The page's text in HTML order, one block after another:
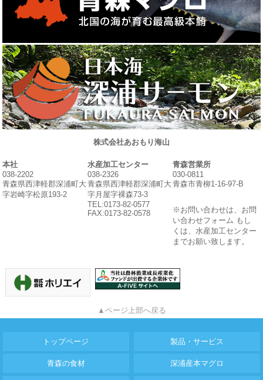
株式会社あおもり海山
本社
038-2202
青森県西津軽郡深浦町大
字岩崎字松原193-2
水産加工センター
038-2326
青森県西津軽郡深浦町大
字月屋字裸森73-3
TEL:0173-82-0577
FAX:0173-82-0578
青森営業所
030-0811
青森市青柳1-16-97-B
※お問い合わせは、お問
い合わせフォーム もし
くは、水産加工センター
までお願い致します。
▲ページ上部へ戻る
トップページ 製品・サービス
青森の食材 深浦産本マグロ